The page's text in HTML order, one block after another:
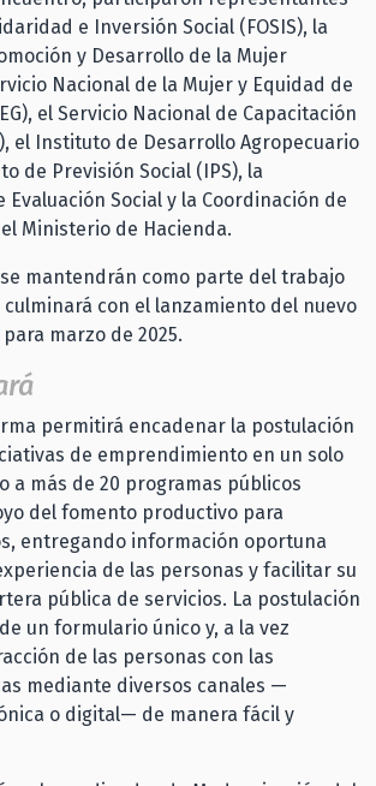
e Inversión Social (FOSIS), la
y Desarrollo de la Mujer
Nacional de la Mujer y Equidad de
el Servicio Nacional de Capacitación
el Instituto de Desarrollo Agropecuario
de Previsión Social (IPS), la
Social y la Coordinación de
Ministerio de Hacienda.
mantendrán como parte del trabajo
con el lanzamiento del nuevo
marzo de 2025.
permitirá encadenar la postulación
de emprendimiento en un solo
a más de 20 programas públicos
del fomento productivo para
entregando información oportuna
de las personas y facilitar su
pública de servicios. La postulación
un formulario único y, a la vez
de las personas con las
mediante diversos canales —
o digital— de manera fácil y